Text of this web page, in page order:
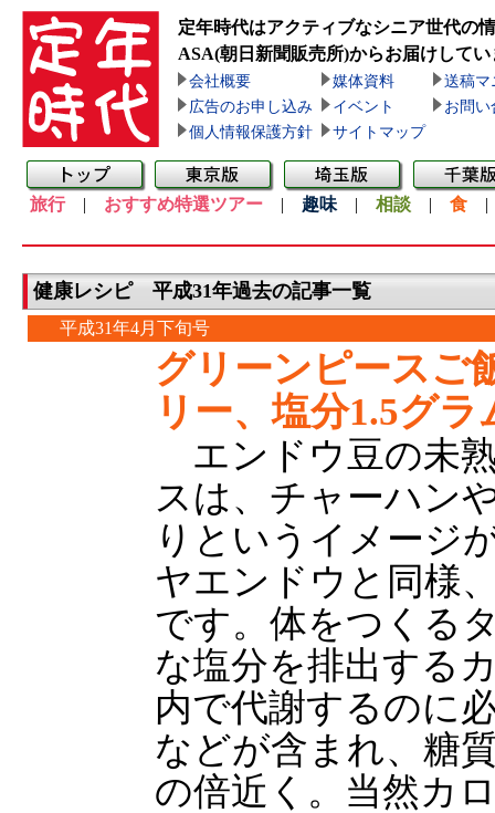
定年時代はアクティブなシニア世代の
ASA(朝日新聞販売所)からお届けしてい
会社概要 媒体資料
送稿マ
広告のお申し込み
イベント
お問い
個人情報保護方針
サイトマップ
旅行| おすすめ特選ツアー | 趣味 | 相談 | 食
健康レシピ 平成31年過去の記事一覧
平成31年4月下旬号
グリーンピースご
リー、塩分1.5グラ
エンドウ豆の未
スは、チャーハン
りというイメージ
ヤエンドウと同様
です。体をつくる
な塩分を排出する
内で代謝するのに
などが含まれ、糖
の倍近く。当然カ